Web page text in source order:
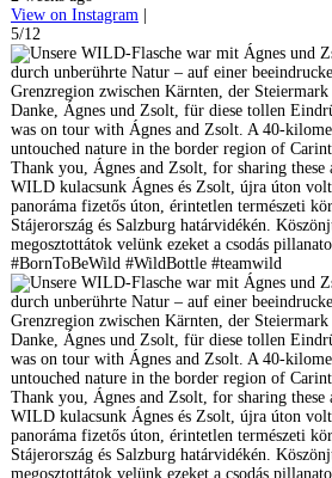
View on Instagram |
5/12